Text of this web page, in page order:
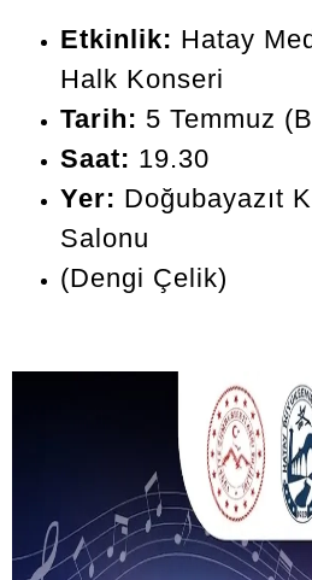
Etkinlik: Hatay
Halk Konseri
Tarih: 5 Temmuz
Saat: 19.30
Yer: Doğubayazıt
Salonu
(Dengi Çelik)